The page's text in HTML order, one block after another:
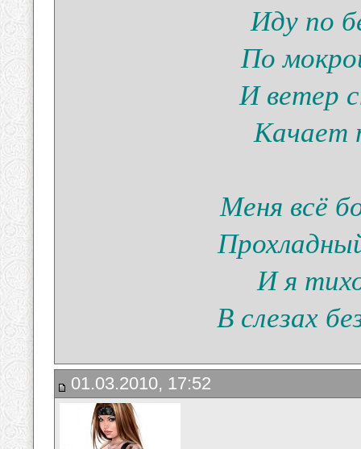
Иду по
По
И ветер
Качает
Меня всё
И я
В слезах
01.03.2010, 17:52